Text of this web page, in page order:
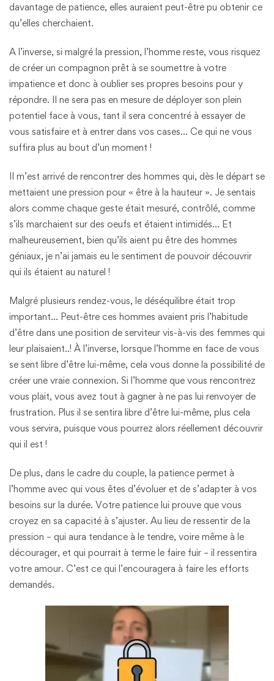
davantage de patience, elles auraient peut-être pu obtenir ce
qu’elles cherchaient.
A l’inverse, si malgré la pression, l’homme reste, vous risquez
de créer un compagnon prêt à se soumettre à votre
impatience et donc à oublier ses propres besoins pour y
répondre. Il ne sera pas en mesure de déployer son plein
potentiel face à vous, tant il sera concentré à essayer de
vous satisfaire et à entrer dans vos cases… Ce qui ne vous
suffira plus au bout d’un moment !
Il m’est arrivé de rencontrer des hommes qui, dès le départ se
mettaient une pression pour « être à la hauteur ». Je sentais
alors comme chaque geste était mesuré, contrôlé, comme
s’ils marchaient sur des oeufs et étaient intimidés… Et
malheureusement, bien qu’ils aient pu être des hommes
géniaux, je n’ai jamais eu le sentiment de pouvoir découvrir
qui ils étaient au naturel !
Malgré plusieurs rendez-vous, le déséquilibre était trop
important… Peut-être ces hommes avaient pris l’habitude
d’être dans une position de serviteur vis-à-vis des femmes qui
leur plaisaient..! À l’inverse, lorsque l’homme en face de vous
se sent libre d’être lui-même, cela vous donne la possibilité de
créer une vraie connexion. Si l’homme que vous rencontrez
vous plait, vous avez tout à gagner à ne pas lui renvoyer de
frustration. Plus il se sentira libre d’être lui-même, plus cela
vous servira, puisque vous pourrez alors réellement découvrir
qui il est !
De plus, dans le cadre du couple, la patience permet à
l’homme avec qui vous êtes d’évoluer et de s’adapter à vos
besoins sur la durée. Votre patience lui prouve que vous
croyez en sa capacité à s’ajuster. Au lieu de ressentir de la
pression – qui aura tendance à le tendre, voire même à le
décourager, et qui pourrait à terme le faire fuir – il ressentira
votre amour. C’est ce qui l’encouragera à faire les efforts
demandés.